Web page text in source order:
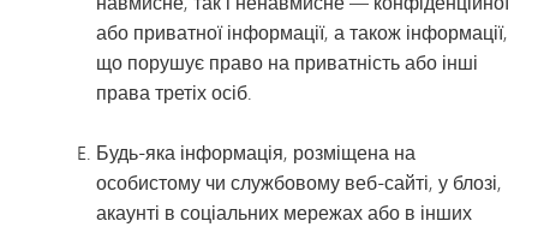
або приватної інформації, а також інформації,
що порушує право на приватність або інші
права третіх осіб.
Будь-яка інформація, розміщена на
особистому чи службовому веб-сайті, у блозі,
акаунті в соціальних мережах або в інших